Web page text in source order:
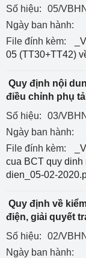
Số hiệu:
05/
Ngày ban hành:
File đính kèm:
05 (TT30+TT42)
Quy định nội
điều chỉnh phụ
Số hiệu:
03/
Ngày ban hành:
File đính kèm:
cua BCT quy dinh
dien_05-02-
Quy định về
điện, giải quyết
Số hiệu:
02/
Ngày ban hành: